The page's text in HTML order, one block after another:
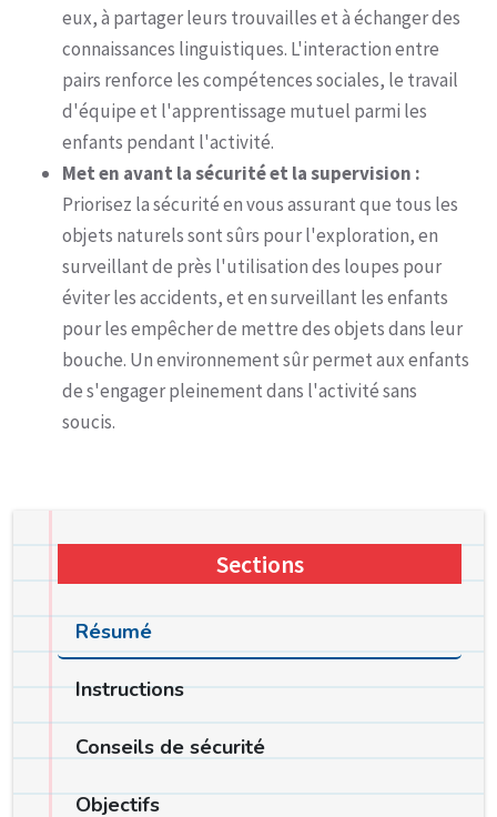
eux, à partager leurs trouvailles et à échanger des
connaissances linguistiques. L'interaction entre
pairs renforce les compétences sociales, le travail
d'équipe et l'apprentissage mutuel parmi les
enfants pendant l'activité.
Met en avant la sécurité et la supervision :
Priorisez la sécurité en vous assurant que tous les
objets naturels sont sûrs pour l'exploration, en
surveillant de près l'utilisation des loupes pour
éviter les accidents, et en surveillant les enfants
pour les empêcher de mettre des objets dans leur
bouche. Un environnement sûr permet aux enfants
de s'engager pleinement dans l'activité sans
soucis.
Sections
Résumé
Instructions
Conseils de sécurité
Objectifs